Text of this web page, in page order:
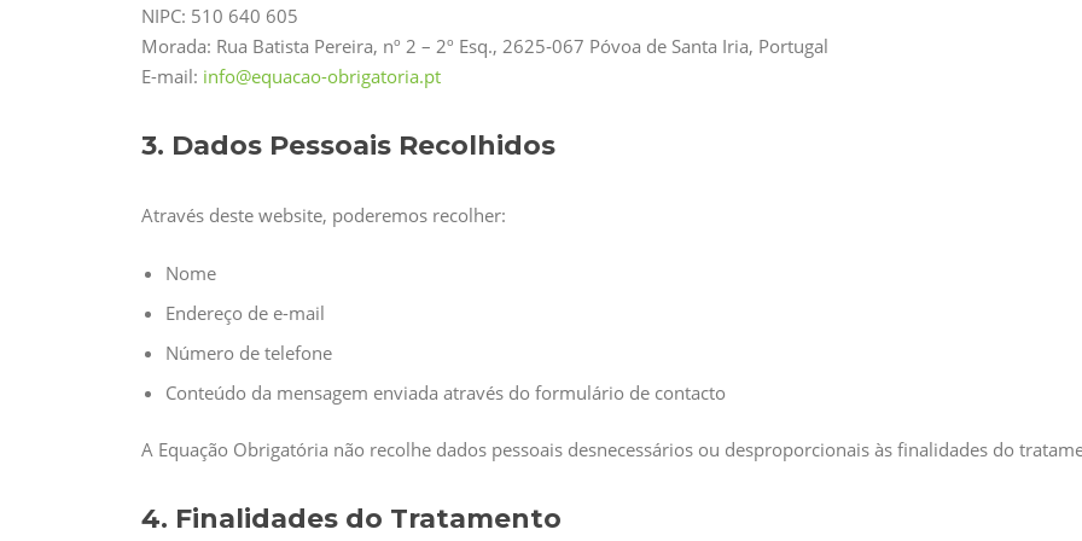
NIPC: 510 640 605
Morada: Rua Batista Pereira, nº 2 – 2º Esq., 2625‑067 Póvoa de Santa Iria, Portugal
E-mail: info@equacao-obrigatoria.pt
3. Dados Pessoais Recolhidos
Através deste website, poderemos recolher:
Nome
Endereço de e-mail
Número de telefone
Conteúdo da mensagem enviada através do formulário de contacto
A Equação Obrigatória não recolhe dados pessoais desnecessários ou desproporcionais às finalidades do
4. Finalidades do Tratamento